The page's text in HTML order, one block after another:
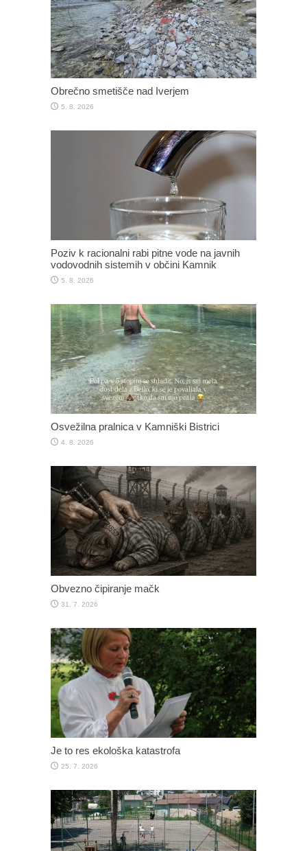
Obrečno smetišče nad Iverjem
5. 8. 2026
Poziv k racionalni rabi pitne vode na javnih
vodovodnih sistemih v občini Kamnik
5. 8. 2026
Osvežilna pralnica v Kamniški Bistrici
4. 8. 2026
Obvezno čipiranje mačk
31. 7. 2026
Je to res ekološka katastrofa
25. 7. 2026